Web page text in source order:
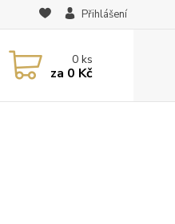
Přihlášení
0ks
za 0 Kč